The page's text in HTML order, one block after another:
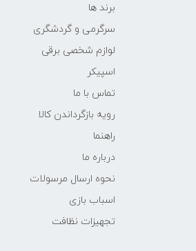
برند ها
سرگرمی و گردشگری
لوازم شخصی برقی
اسپیکر
تماس با ما
رویه بازگرداندن کالا
راهنما
درباره ما
نحوه ارسال مرسولات
اسباب بازی
تجهیزات نظافت